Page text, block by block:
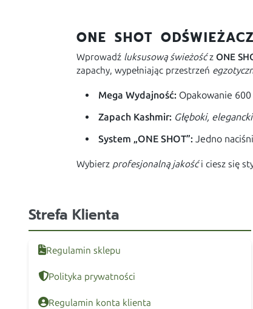
ONE SHOT
Wprowadź luksusową świeżośćzONE
zapachy, wypełniając przestrzeń
Mega Wydajność: Opakowanie
Zapach Kashmir: Głęboki, elegancki
System „ONE SHOT”: Jedno
Wybierz profesjonalną jakośći ciesz się
Strefa Klienta
Regulamin sklepu
Polityka prywatności
Regulamin konta klienta